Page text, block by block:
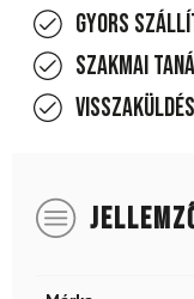
Gyors
Szakmai